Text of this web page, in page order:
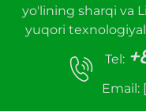
yo'lining sharqi va
yuqori
Tel:
Email: